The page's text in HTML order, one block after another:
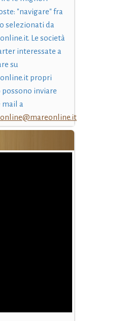
"navigare" fra
selezionati da
Le società
interessate a
su
propri
possono inviare
mail a